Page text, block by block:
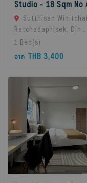
Studio - 18 Sqm No
Sutthisan
Ratchadaphisek, Din
Daeng, Bangkok 10400,
Huai Khwang, 10310
Bangkok, Thailand
1 Bed(s)
จาก THB 3,400